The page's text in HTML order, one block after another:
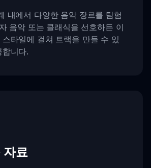
내에서 다양한 음악 장르를 탐험
음악 또는 클래식을 선호하든 이
타일에 걸쳐 트랙을 만들 수 있
니다.
자료